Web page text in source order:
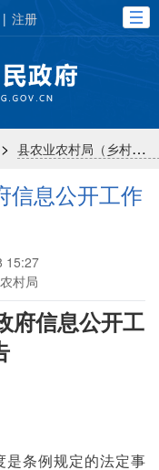
| 注册
> 县农业农村局（乡村振兴局）
信息公开工作
15:27
村局
府信息公开工
是条例规定的法定事